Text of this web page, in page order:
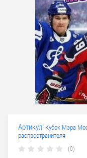
Артикул: Кубок Мэра
распространителя
(0)